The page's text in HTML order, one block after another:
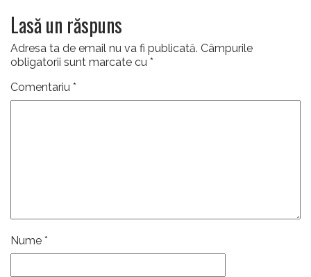
Lasă un răspuns
Adresa ta de email nu va fi publicată. Câmpurile
obligatorii sunt marcate cu *
Comentariu *
Nume *